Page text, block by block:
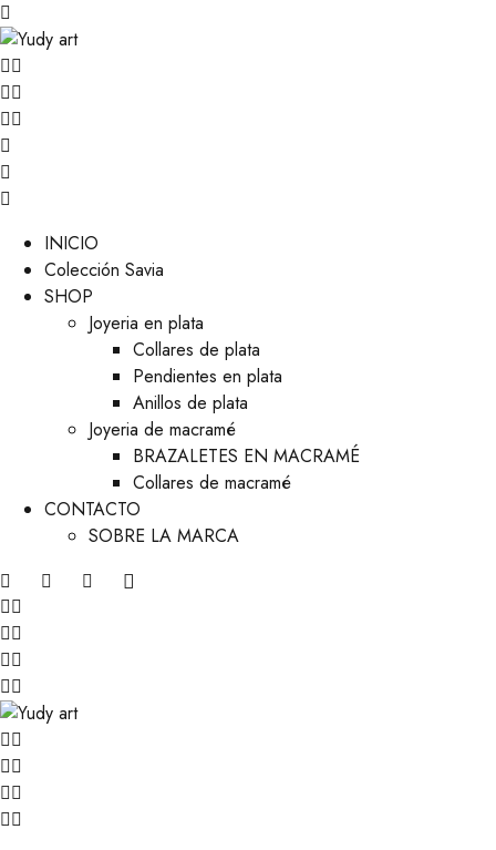
INICIO
Colección Savia
SHOP
Joyeria en plata
Collares de plata
Pendientes en plata
Anillos de plata
Joyeria de macramé
BRAZALETES EN MACRAMÉ
Collares de macramé
CONTACTO
SOBRE LA MARCA